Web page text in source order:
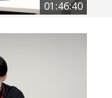
01:46:40